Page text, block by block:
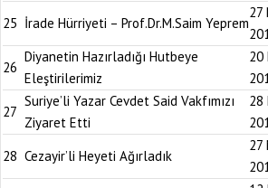
25 İrade Hürriyeti – Prof.Dr.M.Saim Yeprem
27
26
Diyanetin Hazırladığı Hutbeye
Eleştirilerimiz
20
27
Suriye’li Yazar Cevdet Said Vakfımızı
Ziyaret Etti
28
28 Cezayir’li Heyeti Ağırladık
27